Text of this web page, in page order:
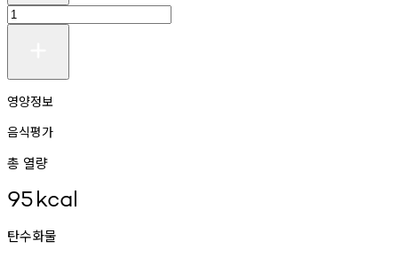
영양정보
음식평가
총 열량
95kcal
탄수화물